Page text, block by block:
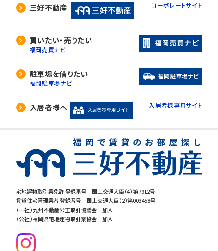
宅地建物取引業免許 登録番号 国土交通大臣（4）第7912号
賃貸住宅管理業者 登録番号 国土交通大臣（2）第003458号
（一社）九州不動産公正取引協議会 加入
（公社）福岡県宅地建物取引業協会 加入
三好不動産 コーポレートサイト
買いたい・売りたい
福岡売買ナビ
駐車場を借りたい
福岡駐車場ナビ
入居者様へ 入居者様専用サイト